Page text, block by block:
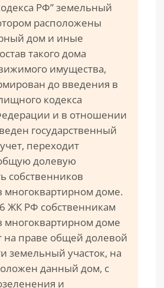
РФ” земельный
расположены
дом и иные
такого дома
имущества,
до введения в
кодекса
и в отношении
государственный
переходит
долевую
собственников
доме.
ЖК РФ собственникам
доме
на праве общей долевой
земельный участок, на
данный дом, с
и